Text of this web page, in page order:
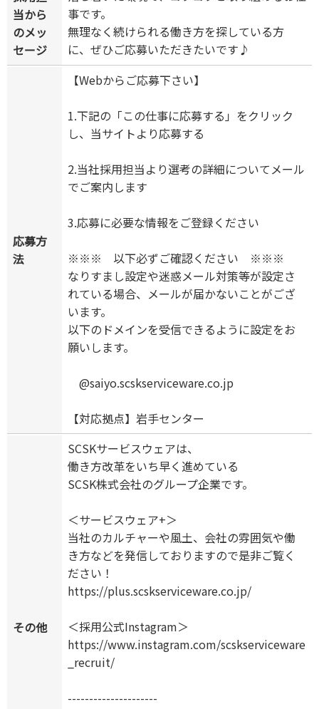
当から
のメッ
セージ
事です。
無理なく続けられる働き方を探している方
に、ぜひご応募いただきたいです♪
応募方
法
【Webからご応募下さい】
1.下記の「この仕事に応募する」をクリック
し、当サイトより応募する
2.当社採用担当より選考の詳細についてメール
でご案内します
3.応募に必要な情報をご登録ください
※※※ 以下必ずご確認ください ※※※
なりすまし設定や迷惑メール対策等が設定さ
れている場合、メールが届かないことがござ
います。
以下のドメインを受信できるように設定をお
願いします。
@saiyo.scskserviceware.co.jp
【対応拠点】岩手センター
その他
SCSKサービスウェアは、
働き方改革をいち早く進めている
SCSK株式会社のグループ企業です。
＜サービスウェア+＞
当社のカルチャーや風土、会社の雰囲気や働
き方などを発信しておりますので是非ご覧く
ださい！
https://plus.scskserviceware.co.jp/
＜採用公式Instagram＞
https://www.instagram.com/scskserviceware
_recruit/
---------------------